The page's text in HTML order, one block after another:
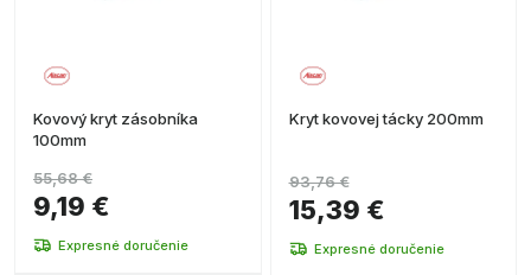
Kovový kryt zásobníka
100mm
9,19 €
55,68 €
Expresné doručenie
Kryt kovovej tácky 200mm
15,39 €
93,76 €
Expresné doručenie